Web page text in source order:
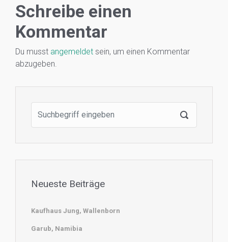
Schreibe einen
Kommentar
Du musst angemeldet sein, um einen Kommentar
abzugeben.
Neueste Beiträge
Kaufhaus Jung, Wallenborn
Garub, Namibia